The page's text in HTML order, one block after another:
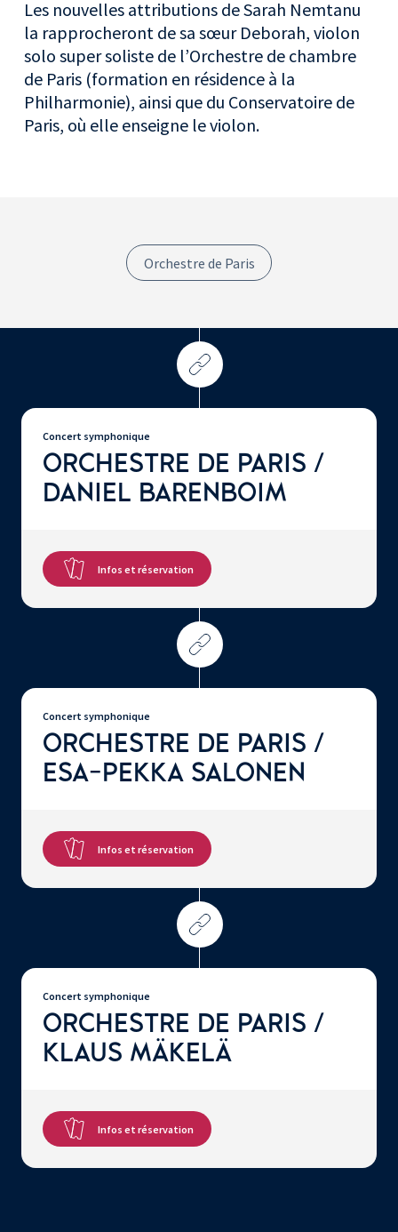
Les nouvelles attributions de Sarah Nemtanu
la rapprocheront de sa sœur Deborah, violon
solo super soliste de l’Orchestre de chambre
de Paris (formation en résidence à la
Philharmonie), ainsi que du Conservatoire de
Paris, où elle enseigne le violon.
Orchestre de Paris
Concert symphonique
ORCHESTRE DE PARIS /
DANIEL BARENBOIM
Infos et réservation
Concert symphonique
ORCHESTRE DE PARIS /
ESA-PEKKA SALONEN
Infos et réservation
Concert symphonique
ORCHESTRE DE PARIS /
KLAUS MÄKELÄ
Infos et réservation